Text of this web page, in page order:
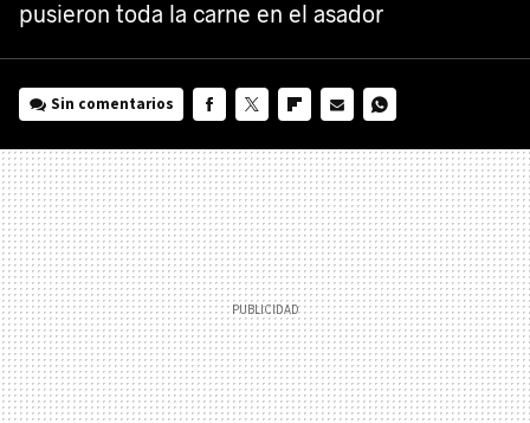
pusieron toda la carne en el asador
Sin comentarios
MAIL